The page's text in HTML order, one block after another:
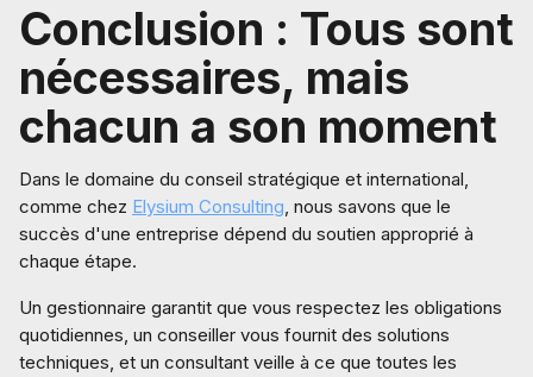
Conclusion : Tous sont
nécessaires, mais
chacun a son moment
Dans le domaine du conseil stratégique et international,
comme chez Elysium Consulting, nous savons que le
succès d'une entreprise dépend du soutien approprié à
chaque étape.
Un gestionnaire garantit que vous respectez les obligations
quotidiennes, un conseiller vous fournit des solutions
techniques, et un consultant veille à ce que toutes les